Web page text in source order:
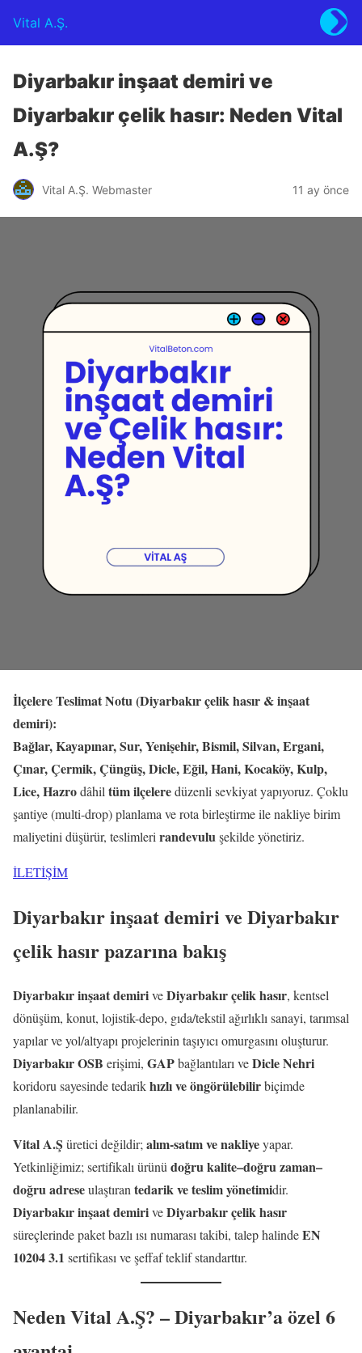
Vital A.Ş.
Diyarbakır inşaat demiri ve
Diyarbakır çelik hasır: Neden Vital
A.Ş?
Vital A.Ş. Webmaster 11 ay önce
İlçelere Teslimat Notu (Diyarbakır çelik hasır & inşaat
demiri):
Bağlar, Kayapınar, Sur, Yenişehir, Bismil, Silvan, Ergani,
Çınar, Çermik, Çüngüş, Dicle, Eğil, Hani, Kocaköy, Kulp,
Lice, Hazrodâhil tüm ilçeleredüzenli sevkiyat yapıyoruz. Çoklu
şantiye (multi-drop) planlama ve rota birleştirme ile nakliye birim
maliyetini düşürür, teslimleri randevuluşekilde yönetiriz.
İLETİŞİM
Diyarbakır inşaat demiri ve Diyarbakır
çelik hasır pazarına bakış
Diyarbakır inşaat demiriveDiyarbakır çelik hasır, kentsel
dönüşüm, konut, lojistik-depo, gıda/tekstil ağırlıklı sanayi, tarımsal
yapılar ve yol/altyapı projelerinin taşıyıcı omurgasını oluşturur.
Diyarbakır OSB erişimi, GAPbağlantıları veDicle Nehri
koridoru sayesinde tedarikhızlı ve öngörülebilirbiçimde
planlanabilir.
Vital A.Ş üretici değildir; alım-satım ve nakliyeyapar.
Yetkinliğimiz; sertifikalı ürünü doğru kalite–doğru zaman–
doğru adreseulaştıran tedarik ve teslim yönetimidir.
Diyarbakır inşaat demiriveDiyarbakır çelik hasır
süreçlerinde paket bazlı ısı numarası takibi, talep halindeEN
10204 3.1 sertifikası ve şeffaf teklif standarttır.
Neden Vital A.Ş? – Diyarbakır’a özel 6